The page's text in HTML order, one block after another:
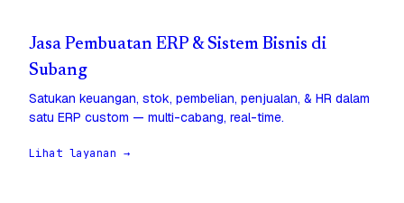
Jasa Pembuatan ERP & Sistem Bisnis di
Subang
Satukan keuangan, stok, pembelian, penjualan, & HR dalam
satu ERP custom — multi-cabang, real-time.
Lihat layanan →